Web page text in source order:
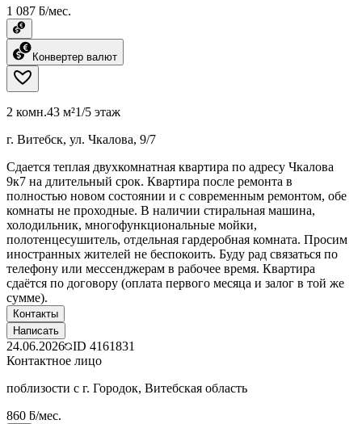
1 087 ƃ/мес.
Конвертер валют
2 комн.43 м²1/5 этаж
г. Витебск, ул. Чкалова, 9/7
Сдается теплая двухкомнатная квартира по адресу Чкалова
9к7 на длительный срок. Квартира после ремонта в
полностью новом состоянии и с современным ремонтом, обе
комнаты не проходные. В наличии стиральная машина,
холодильник, многофункциональные мойки,
полотенцесушитель, отдельная гардеробная комната. Просим
иностранных жителей не беспокоить. Буду рад связаться по
телефону или мессенджерам в рабочее время. Квартира
сдаётся по договору (оплата первого месяца и залог в той же
сумме).
Контакты
Написать
24.06.2026 ID 4161831
Контактное лицо
поблизости с г. Городок, Витебская область
860 ƃ/мес.